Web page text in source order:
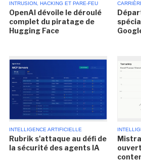
INTRUSION, HACKING ET PARE-FEU
OpenAI dévoile le déroulé
complet du piratage de
Hugging Face
INTELLIGENCE ARTIFICIELLE
Rubrik s'attaque au défi de
la sécurité des agents IA